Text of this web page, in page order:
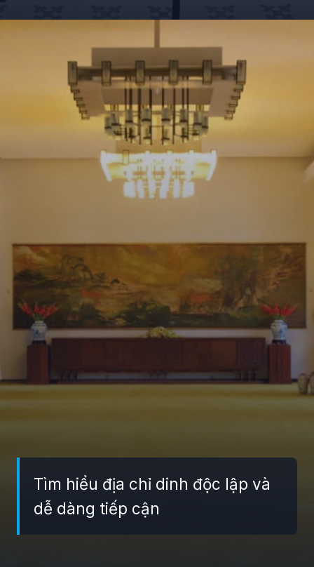
Tìm hiểu địa chỉ dinh độc lập và
dễ dàng tiếp cận